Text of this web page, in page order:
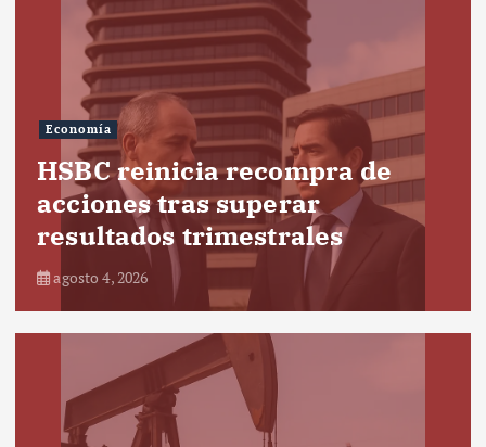
Economía
HSBC reinicia recompra de
acciones tras superar
resultados trimestrales
agosto 4, 2026